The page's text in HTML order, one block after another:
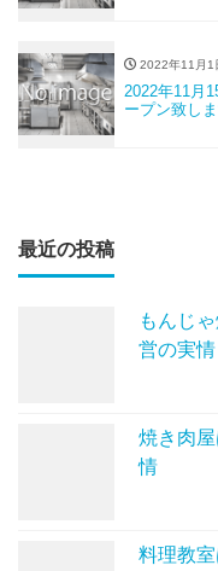
2022年11月1
2022年11月
ープン致しま
最近の投稿
もんじ
営の実情
焼き肉
情
料理教